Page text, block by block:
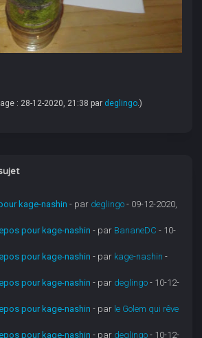
: 28-12-2020, 21:38 par deglingo.)
kage-nashin - par deglingo - 09-12-2020,
pour kage-nashin - par BananeDC - 10-
pour kage-nashin - par kage-nashin -
pour kage-nashin - par deglingo - 10-12-
pour kage-nashin - par le Golem qui rêve
pour kage-nashin - par deglingo - 10-12-